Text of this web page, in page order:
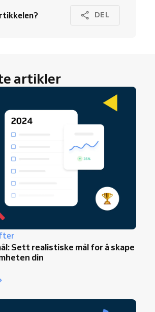
DEL
artikler
Sett realistiske mål for å skape
din